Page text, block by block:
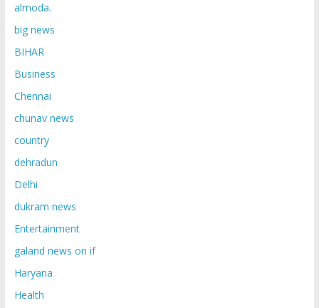
almoda.
big news
BIHAR
Business
Chennai
chunav news
country
dehradun
Delhi
dukram news
Entertainment
galand news on if
Haryana
Health